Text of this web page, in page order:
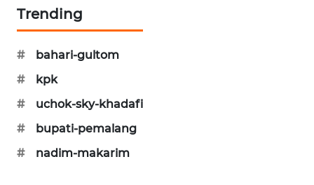
Trending
#
bahari-gultom
#
kpk
#
uchok-sky-khadafi
#
bupati-pemalang
#
nadim-makarim
METRO
MEDAN
METRO
JAKARTA
NEWS
NEWS